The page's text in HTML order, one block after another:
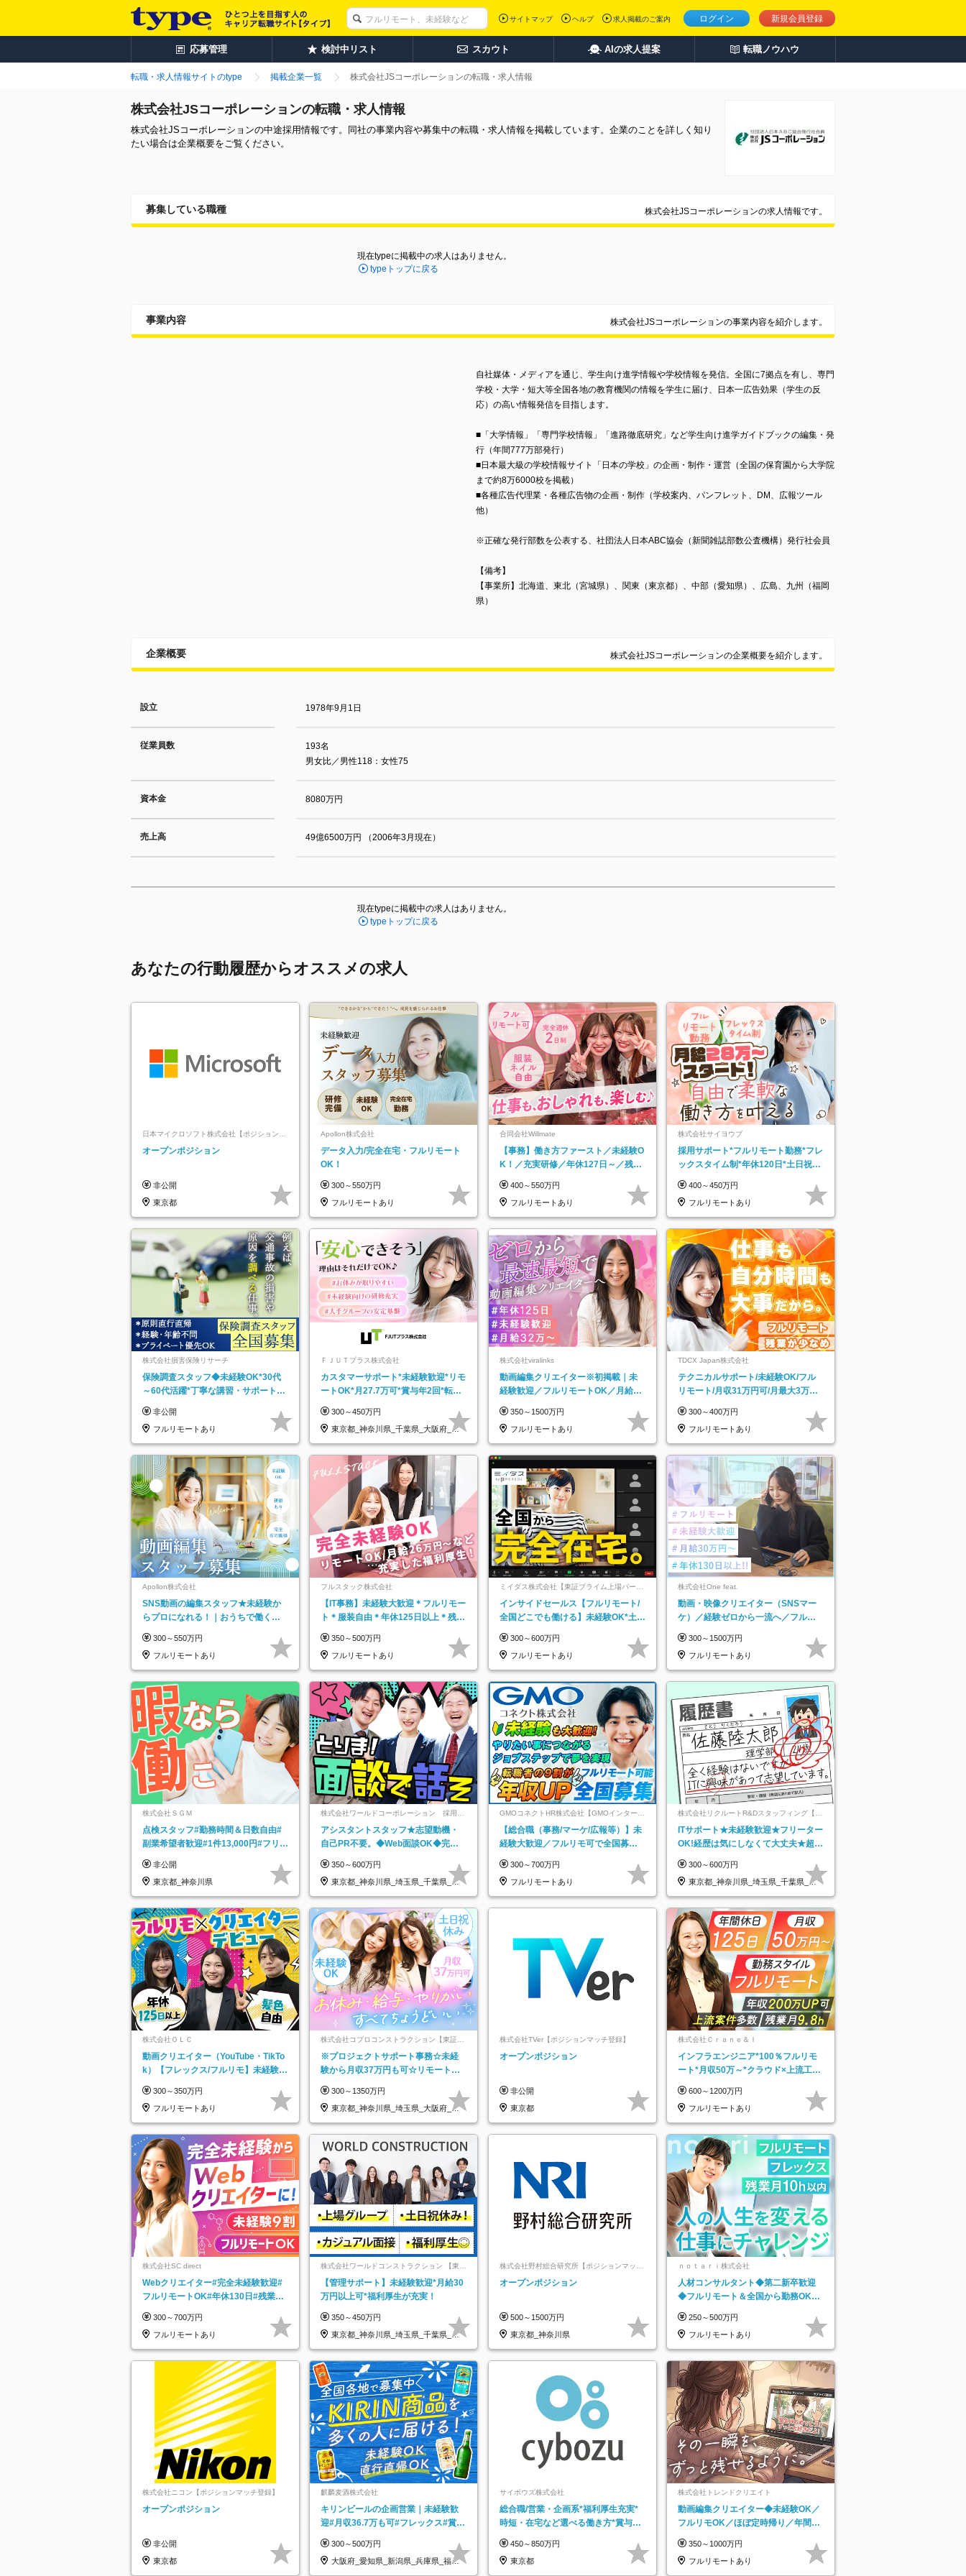
ログイン 新規会員登録
サイトマップ ヘルプ 求人掲載のご案内
応募管理 検討中リスト スカウト AIの求人提案 転職ノウハウ
転職・求人情報サイトのtype 掲載企業一覧 株式会社JSコーポレーションの転職・求人情報
株式会社JSコーポレーションの転職・求人情報
株式会社JSコーポレーションの中途採用情報です。同社の事業内容や募集中の転職・求人情報を掲載しています。企業のことを詳しく知り
たい場合は企業概要をご覧ください。
募集している職種 株式会社JSコーポレーションの求人情報です。
現在typeに掲載中の求人はありません。
typeトップに戻る
事業内容 株式会社JSコーポレーションの事業内容を紹介します。
自社媒体・メディアを通じ、学生向け進学情報や学校情報を発信。全国に7拠点を有し、専門
学校・大学・短大等全国各地の教育機関の情報を学生に届け、日本一広告効果（学生の反
応）の高い情報発信を目指します。
■「大学情報」「専門学校情報」「進路徹底研究」など学生向け進学ガイドブックの編集・発
行（年間777万部発行）
■日本最大級の学校情報サイト「日本の学校」の企画・制作・運営（全国の保育園から大学院
まで約8万6000校を掲載）
■各種広告代理業・各種広告物の企画・制作（学校案内、パンフレット、DM、広報ツール
他）
※正確な発行部数を公表する、社団法人日本ABC協会（新聞雑誌部数公査機構）発行社会員
【備考】
【事業所】北海道、東北（宮城県）、関東（東京都）、中部（愛知県）、広島、九州（福岡
県）
企業概要 株式会社JSコーポレーションの企業概要を紹介します。
設立 1978年9月1日
従業員数
193名
男女比／男性118：女性75
資本金 8080万円
売上高 49億6500万円 （2006年3月現在）
現在typeに掲載中の求人はありません。
typeトップに戻る
あなたの行動履歴からオススメの求人
日本マイクロソフト株式会社【ポジションマ
ッチ登録】
オープンポジション
非公開
東京都
Apollon株式会社
データ入力/完全在宅・フルリモート
OK！
300～550万円
フルリモートあり
合同会社Willmate
【事務】働き方ファースト／未経験O
K！／充実研修／年休127日～／残業
400～550万円
フルリモートあり
株式会社サイヨウブ
採用サポート*フルリモート勤務*フレ
ックスタイム制*年休120日*土日祝休
400～450万円
フルリモートあり
株式会社損害保険リサーチ
保険調査スタッフ◆未経験OK*30代
～60代活躍*丁寧な講習・サポートあ
託
非公開
フルリモートあり
ＦＪＵＴプラス株式会社
カスタマーサポート*未経験歓迎*リモ
ートOK*月27.7万可*賞与年2回*転勤
300～450万円
東京都_神奈川県_千葉県_大阪府_愛
知県…
株式会社viralinks
動画編集クリエイター※初掲載｜未
経験歓迎／フルリモートOK／月給32
350～1500万円
フルリモートあり
TDCX Japan株式会社
テクニカルサポート/未経験OK/フル
リモート/月収31万円可/月最大3万の
300～400万円
フルリモートあり
Apollon株式会社
SNS動画の編集スタッフ★未経験か
らプロになれる！｜おうちで働くフ
300～550万円
フルリモートあり
フルスタック株式会社
【IT事務】未経験大歓迎＊フルリモー
ト＊服装自由＊年休125日以上＊残業
350～500万円
フルリモートあり
ミイダス株式会社【東証プライム上場パーソ
インサイドセールス【フルリモート/
全国どこでも働ける】未経験OK*土日
300～600万円
フルリモートあり
株式会社One feat.
動画・映像クリエイター（SNSマー
ケ）／経験ゼロから一流へ／フルリ
日以上
300～1500万円
フルリモートあり
株式会社ＳＧＭ
点検スタッフ#勤務時間＆日数自由#
副業希望者歓迎#1件13,000円#フリー
非公開
東京都_神奈川県
株式会社ワールドコーポレーション 採用事
アシスタントスタッフ★志望動機・
自己PR不要。◆Web面談OK◆完全
350～600万円
東京都_神奈川県_埼玉県_千葉県_大
阪府…
GMOコネクトHR株式会社【GMOインターネ
ットグループ】
【総合職（事務/マーケ/広報等）】未
経験大歓迎／フルリモ可で全国募
★
300～700万円
フルリモートあり
株式会社リクルートR&Dスタッフィング【リ
クルートグループ】
ITサポート★未経験歓迎★フリーター
OK!経歴は気にしなくて大丈夫★超大
300～600万円
東京都_神奈川県_埼玉県_千葉県_大
阪府…
株式会社ＯＬＣ
動画クリエイター（YouTube・TikTo
k）【フレックス/フルリモ】未経験O
300～350万円
フルリモートあり
株式会社コプロコンストラクション【東証プ
ライム上場コプロ・ホールディングス子会
社】
※プロジェクトサポート事務☆未経
験から月収37万円も可☆リモート研
b
300～1350万円
東京都_神奈川県_埼玉県_大阪府_愛
知県…
株式会社TVer【ポジションマッチ登録】
オープンポジション
非公開
東京都
株式会社Ｃｒａｎｅ＆Ｉ
インフラエンジニア*100％フルリモ
ート*月収50万～*クラウド×上流工程
600～1200万円
フルリモートあり
株式会社SC direct
Webクリエイター#完全未経験歓迎#
フルリモートOK#年休130日#残業月
300～700万円
フルリモートあり
株式会社ワールドコンストラクション 【東証
一部】 (ワールドホールディングス・グルー
プ)【管理サポート】未経験歓迎*月給30
万円以上可*福利厚生が充実！
350～450万円
東京都_神奈川県_埼玉県_千葉県_大
阪府…
株式会社野村総合研究所【ポジションマッチ
オープンポジション
500～1500万円
東京都_神奈川県
ｎｏｔａｒｉ株式会社
人材コンサルタント◆第二新卒歓迎
◆フルリモート＆全国から勤務OK◆
250～500万円
フルリモートあり
株式会社ニコン【ポジションマッチ登録】
オープンポジション
非公開
東京都
麒麟麦酒株式会社
キリンビールの企画営業｜未経験歓
迎#月収36.7万も可#フレックス#賞与
300～500万円
大阪府_愛知県_新潟県_兵庫県_福岡
県
サイボウズ株式会社
総合職/営業・企画系*福利厚生充実*
時短・在宅など選べる働き方*賞与年
450～850万円
東京都
株式会社トレンドクリエイト
動画編集クリエイター◆未経験OK／
フルリモOK／ほぼ定時帰り／年間休
OK
350～1000万円
フルリモートあり